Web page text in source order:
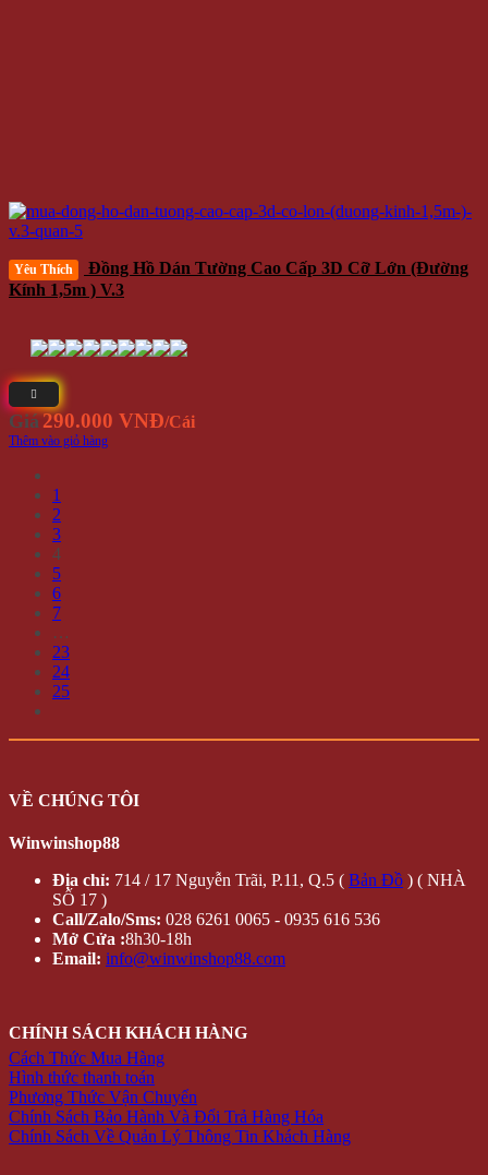
Yêu Thích
Đồng Hồ Dán Tường Cao Cấp 3D Cỡ Lớn (đường
Kính 1,5m ) V.3
Giá290.000 VNĐ/Cái
Thêm vào giỏ hàng
1
2
3
4
5
6
7
…
23
24
25
VỀ CHÚNG TÔI
Winwinshop88
Địa chỉ: 714 / 17 Nguyễn Trãi, P.11, Q.5 ( Bản Đồ ) ( NHÀ
SỐ 17 )
Call/Zalo/Sms: 028 6261 0065 - 0935 616 536
Mở Cửa :8h30-18h
Email: info@winwinshop88.com
CHÍNH SÁCH KHÁCH HÀNG
Cách Thức Mua Hàng
Hình thức thanh toán
Phương Thức Vận Chuyển
Chính Sách Bảo Hành Và Đổi Trả Hàng Hóa
Chính Sách Về Quản Lý Thông Tin Khách Hàng